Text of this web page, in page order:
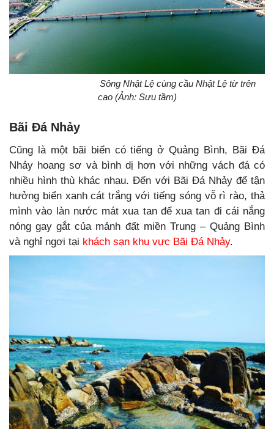
Sông Nhật Lệ cùng cầu Nhật Lệ từ trên
cao (Ảnh: Sưu tầm)
Bãi Đá Nhảy
Cũng là một bãi biển có tiếng ở Quảng Bình, Bãi Đá
Nhảy hoang sơ và bình dị hơn với những vách đá có
nhiều hình thù khác nhau. Đến với Bãi Đá Nhảy để tận
hưởng biển xanh cát trắng với tiếng sóng vỗ rì rào, thả
mình vào làn nước mát xua tan để xua tan đi cái nắng
nóng gay gắt của mảnh đất miền Trung – Quảng Bình
và nghỉ ngơi tại khách sạn khu vực Bãi Đá Nhảy.